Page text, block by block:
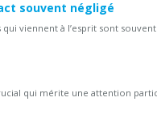
souvent négligé
viennent à l’esprit sont
qui mérite une attention